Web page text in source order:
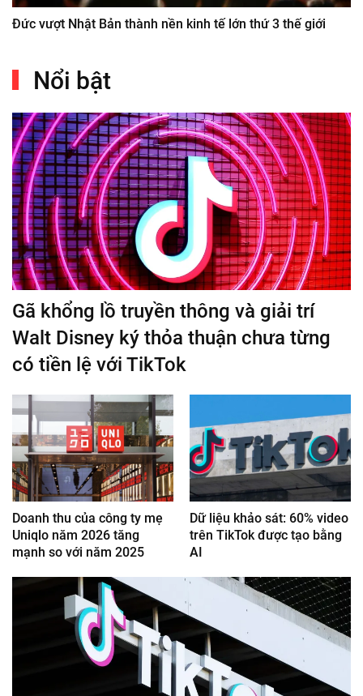
Đức vượt Nhật Bản thành nền kinh tế lớn thứ 3 thế giới
Nổi bật
Gã khổng lồ truyền thông và giải trí
Walt Disney ký thỏa thuận chưa từng
có tiền lệ với TikTok
Doanh thu của công ty mẹ
Uniqlo năm 2026 tăng
mạnh so với năm 2025
Dữ liệu khảo sát: 60% video
trên TikTok được tạo bằng
AI